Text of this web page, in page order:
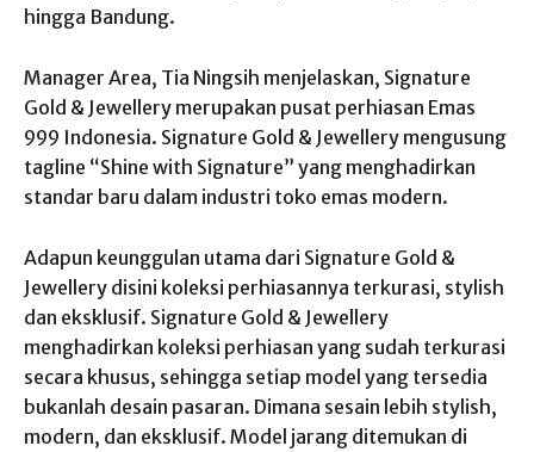
hingga Bandung.
Manager Area, Tia Ningsih menjelaskan, Signature
Gold & Jewellery merupakan pusat perhiasan Emas
999 Indonesia. Signature Gold & Jewellery mengusung
tagline “Shine with Signature” yang menghadirkan
standar baru dalam industri toko emas modern.
Adapun keunggulan utama dari Signature Gold &
Jewellery disini koleksi perhiasannya terkurasi, stylish
dan eksklusif. Signature Gold & Jewellery
menghadirkan koleksi perhiasan yang sudah terkurasi
secara khusus, sehingga setiap model yang tersedia
bukanlah desain pasaran. Dimana sesain lebih stylish,
modern, dan eksklusif. Model jarang ditemukan di